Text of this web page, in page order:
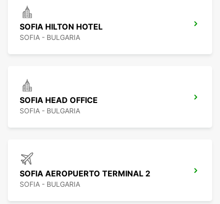
SOFIA HILTON HOTEL
SOFIA - BULGARIA
SOFIA HEAD OFFICE
SOFIA - BULGARIA
SOFIA AEROPUERTO TERMINAL 2
SOFIA - BULGARIA